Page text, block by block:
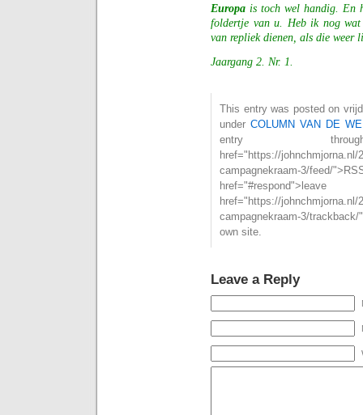
Europa is toch wel handig. En
foldertje van u. Heb ik nog wat
van repliek dienen, als die weer
Jaargang 2. Nr. 1.
This entry was posted on
under COLUMN VAN DE
entry
href="https://johnchmjorna.nl/
campagnekraam-3/
href="https://johnchmjorna.nl/
campagnekraam-3/
own site.
Leave a Reply